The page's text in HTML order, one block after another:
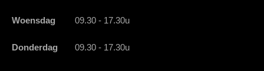
Woensdag 09.30 - 17.30u
Donderdag 09.30 - 17.30u